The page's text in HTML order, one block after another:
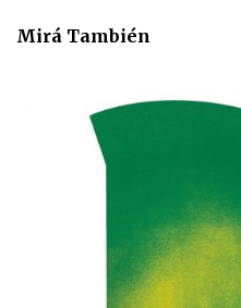
Mirá También